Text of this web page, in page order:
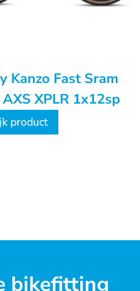
Kanzo Fast Sram
XPLR 1x12sp
product
bikefitting